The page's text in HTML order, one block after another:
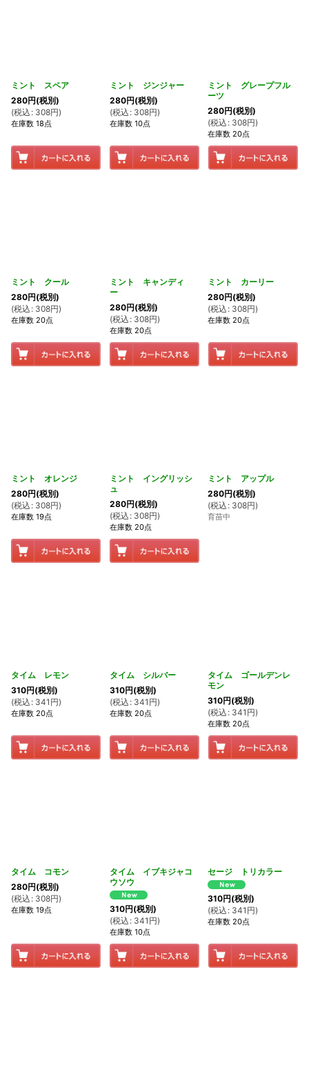
ミント スペア
280円(税別)
(税込 : 308円)
在庫数 18点
ミント ジンジャー
280円(税別)
(税込 : 308円)
在庫数 10点
ミント グレープフル
ーツ
280円(税別)
(税込 : 308円)
在庫数 20点
ミント クール
280円(税別)
(税込 : 308円)
在庫数 20点
ミント キャンディ
ー
280円(税別)
(税込 : 308円)
在庫数 20点
ミント カーリー
280円(税別)
(税込 : 308円)
在庫数 20点
ミント オレンジ
280円(税別)
(税込 : 308円)
在庫数 19点
ミント イングリッシ
ュ
280円(税別)
(税込 : 308円)
在庫数 20点
ミント アップル
280円(税別)
(税込 : 308円)
育苗中
タイム レモン
310円(税別)
(税込 : 341 円)
在庫数 20点
タイム シルバー
310円(税別)
(税込 : 341 円)
在庫数 20点
タイム ゴールデンレ
モン
310円(税別)
(税込 : 341 円)
在庫数 20点
タイム コモン
280円(税別)
(税込 : 308円)
在庫数 19点
タイム イブキジャコ
ウソウ
310円(税別)
(税込 : 341 円)
在庫数 10点
セージ トリカラー
310円(税別)
(税込 : 341 円)
在庫数 20点